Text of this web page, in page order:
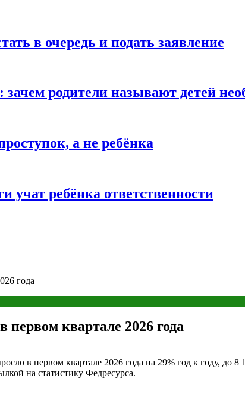
в очередь и подать заявление
родители называют детей
а не ребёнка
учат ребёнка ответственности
года
квартале 2026 года
в первом квартале 2026 года на 29% год к году, до
на статистику Федресурса.